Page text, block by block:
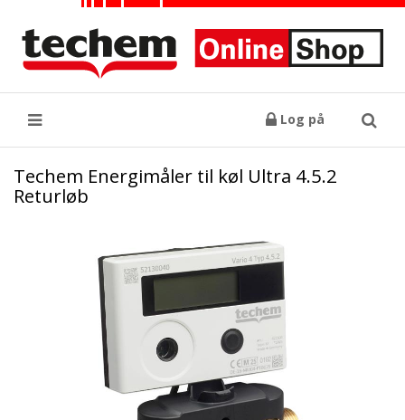
Log på Søg
Techem Energimåler til køl Ultra 4.5.2
Returløb